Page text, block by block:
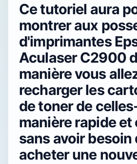
Ce tutoriel aura
montrer aux
d'imprimantes
Aculaser C2900
manière vous
recharger les
de toner de
manière rapide
sans avoir besoin
acheter une